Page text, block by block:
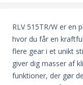
RLV 515TR/W er en
hvor du får en
flere gear i et unikt
giver dig masser af
funktioner, der gør